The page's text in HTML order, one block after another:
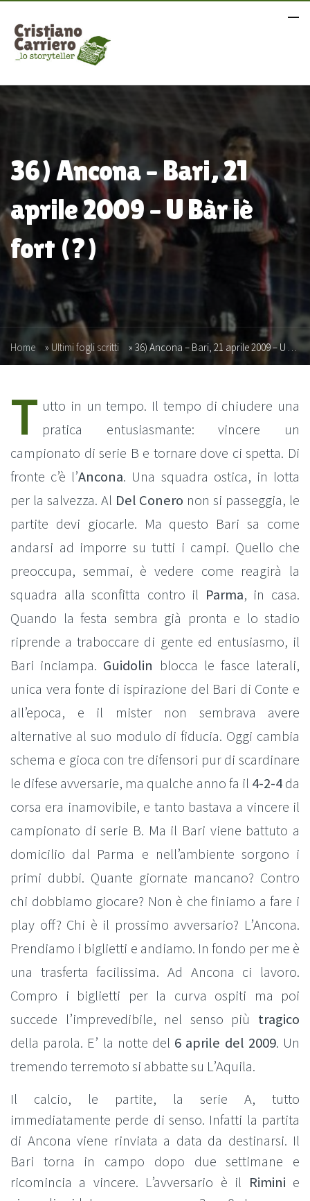
36) Ancona – Bari, 21
aprile 2009 – U Bàr iè
fort (?)
Home » Ultimi fogli scritti » 36) Ancona – Bari, 21 aprile 2009 – U Bàr iè fort (?)
T utto in un tempo. Il tempo di chiudere una
pratica entusiasmante: vincere un
campionato di serie B e tornare dove ci spetta. Di
fronte c’è l’Ancona. Una squadra ostica, in lotta
per la salvezza. Al Del Conero non si passeggia, le
partite devi giocarle. Ma questo Bari sa come
andarsi ad imporre su tutti i campi. Quello che
preoccupa, semmai, è vedere come reagirà la
squadra alla sconfitta contro il Parma, in casa.
Quando la festa sembra già pronta e lo stadio
riprende a traboccare di gente ed entusiasmo, il
Bari inciampa. Guidolin blocca le fasce laterali,
unica vera fonte di ispirazione del Bari di Conte e
all’epoca, e il mister non sembrava avere
alternative al suo modulo di fiducia. Oggi cambia
schema e gioca con tre difensori pur di scardinare
le difese avversarie, ma qualche anno fa il 4-2-4da
corsa era inamovibile, e tanto bastava a vincere il
campionato di serie B. Ma il Bari viene battuto a
domicilio dal Parma e nell’ambiente sorgono i
primi dubbi. Quante giornate mancano? Contro
chi dobbiamo giocare? Non è che finiamo a fare i
play off? Chi è il prossimo avversario? L’Ancona.
Prendiamo i biglietti e andiamo. In fondo per me è
una trasferta facilissima. Ad Ancona ci lavoro.
Compro i biglietti per la curva ospiti ma poi
succede l’imprevedibile, nel senso più tragico
della parola. E’ la notte del 6 aprile del 2009. Un
tremendo terremoto si abbatte su L’Aquila.
Il calcio, le partite, la serie A, tutto
immediatamente perde di senso. Infatti la partita
di Ancona viene rinviata a data da destinarsi. Il
Bari torna in campo dopo due settimane e
ricomincia a vincere. L’avversario è il Rimini e